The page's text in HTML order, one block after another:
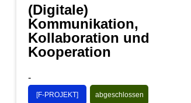
(Digitale)
Kommunikation,
Kollaboration und
Kooperation
-
[F-PROJEKT] abgeschlossen